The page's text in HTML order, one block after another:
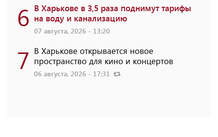
6 В Харькове в 3,5 раза поднимут тарифы
на воду и канализацию
07 августа, 2026 - 13:20
7 В Харькове открывается новое
пространство для кино и концертов
06 августа, 2026 - 17:31